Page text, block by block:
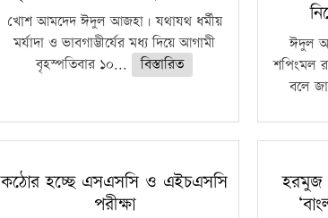
খোশ আমদেদ ঈদুল আজহা। যথাযথ ধর্মীয়
মর্যাদা ও ভাবগাম্ভীর্যের মধ্য দিয়ে আগামী
বৃহস্পতিবার ১০...
বিস্তারিত
ঈদুল
শপিংমল
বলে
কঠোর হচ্ছে এসএসসি ও এইচএসসি
পরীক্ষা
হরমুজ